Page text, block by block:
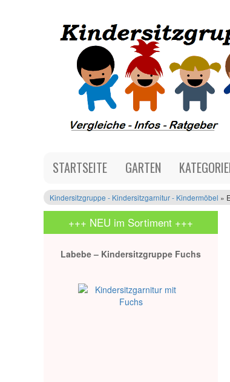
STARTSEITE GARTEN
Kindersitzgruppe - Kindersitzgarnitur - Kindermöbel »
+++ NEU im Sortiment +++
Labebe – Kindersitzgruppe Fuchs